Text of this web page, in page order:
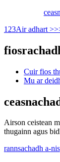
1 23Air adhart >
Cuir fios
Mu ar
Airson ceistean
thugainn agus
rannsachadh a-nis